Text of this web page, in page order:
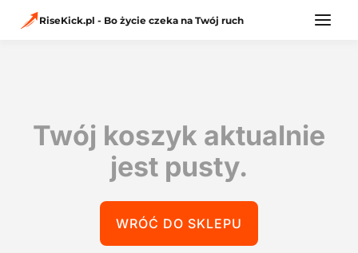
RiseKick.pl - Bo życie czeka na Twój ruch
Twój koszyk aktualnie
jest pusty.
WRÓĆ DO SKLEPU